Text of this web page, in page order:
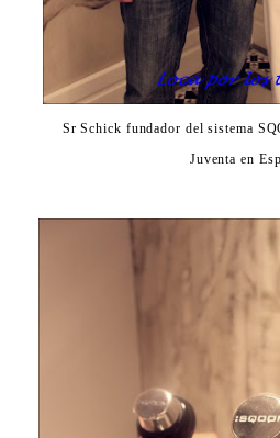
Sr Schick fundador del sistema
Juventa en